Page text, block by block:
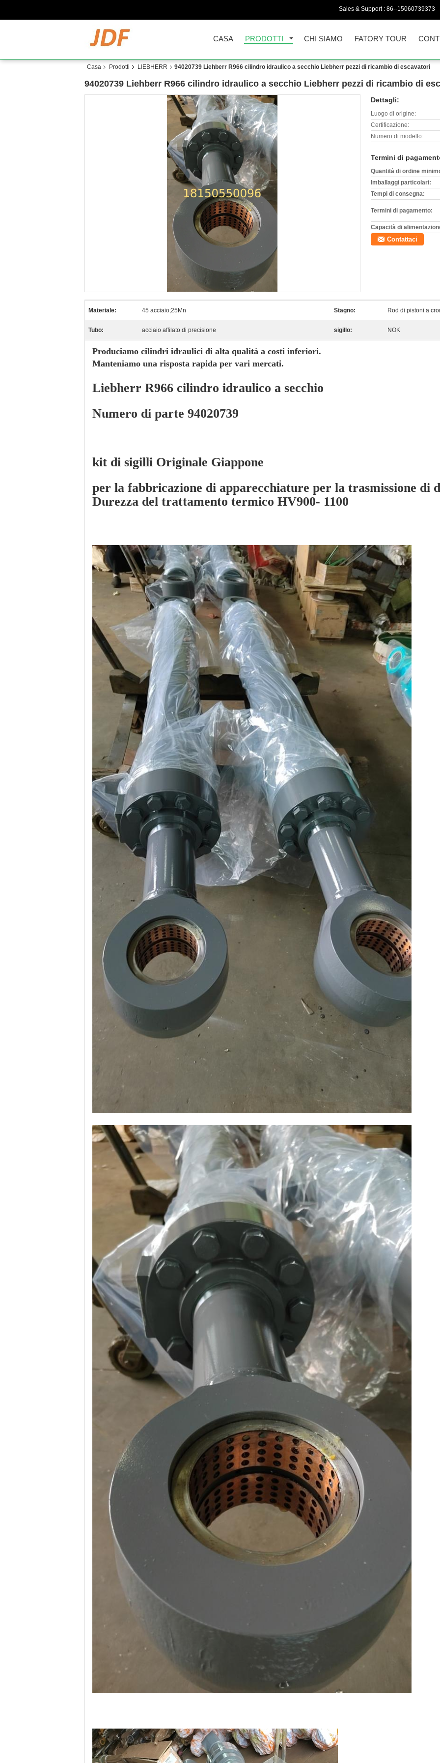
Sales & Support : 86--15060739373
CASA PRODOTTI CHI SIAMO FATORY TOUR
Casa Prodotti LIEBHERR 94020739 Liehberr R966 cilindro idraulico a secchio Liebherr pezzi di ricambio di escavatori
94020739 Liehberr R966 cilindro idraulico a secchio Liebherr pezzi di ricambio di
Dettagli:
Luogo di origine:
Certificazione:
Numero di modello:
Termini di
Quantità di ordine
Imballaggi particolari:
Tempi di consegna:
Termini di pagamento:
Capacità di
Contattaci
Materiale: 45 acciaio;25Mn Stagno: Rod di pistoni a
Tubo: acciaio affilato di precisione sigillo: NOK
Produciamo cilindri idraulici di alta qualità a costi inferiori.
Manteniamo una risposta rapida per vari mercati.
Liebherr R966 cilindro idraulico a secchio
Numero di parte 94020739
kit di sigilli Originale Giappone
per la fabbricazione di apparecchiature per la trasmissione di
Durezza del trattamento termico HV900- 1100